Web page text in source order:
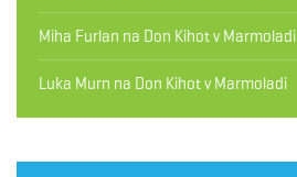
Miha Furlan na Don Kihot v Marmoladi
Luka Murn na Don Kihot v Marmoladi